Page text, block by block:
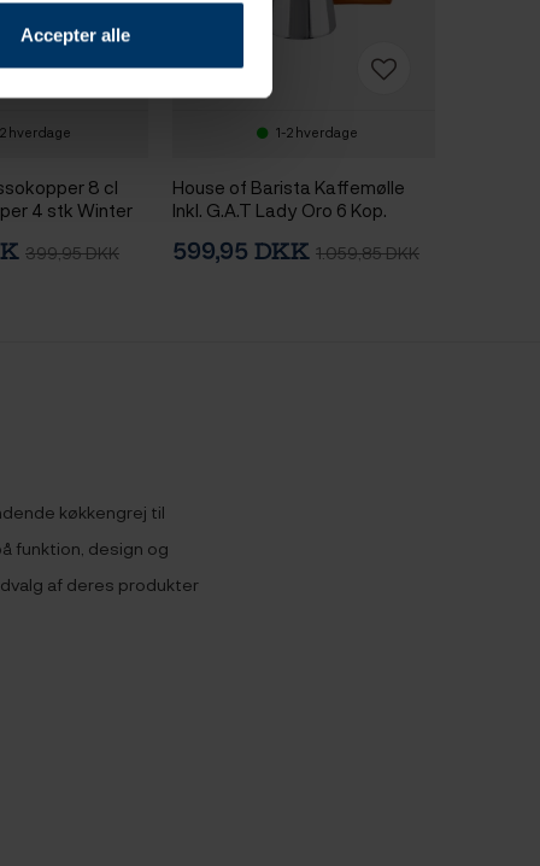
Accepter alle
hverdage
8 cl
4 stk Winter
399,95 DKK
1-2 hverdage
House of Barista Kaffemølle
Inkl. G.A.T Lady Oro 6 Kop.
599,95 DKK 1.059,85 DKK
køkkengrej til
funktion, design og
af deres produkter